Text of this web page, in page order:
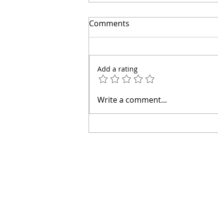
El secreto para ahorrar
Comments
Add a rating
Write a comment...